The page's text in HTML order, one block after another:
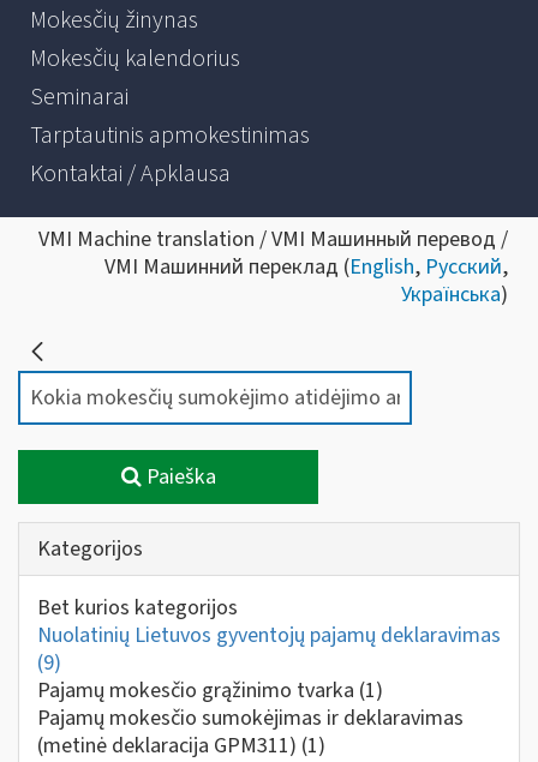
Mokesčių žinynas
Mokesčių kalendorius
Seminarai
Tarptautinis apmokestinimas
Kontaktai / Apklausa
VMI Machine translation / VMI Машинный перевод /
VMI Машинний переклад (English, Русский,
Українська)
Paieška
Kategorijos
Bet kurios kategorijos
Nuolatinių Lietuvos gyventojų pajamų deklaravimas
(9)
Pajamų mokesčio grąžinimo tvarka (1)
Pajamų mokesčio sumokėjimas ir deklaravimas
(metinė deklaracija GPM311) (1)